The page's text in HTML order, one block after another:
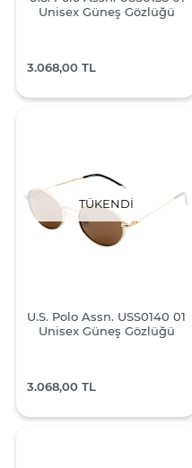
Unisex Güneş Gözlüğü
3.068,00 TL
TÜKENDI
U.S. Polo Assn. USS0140 01
Unisex Güneş Gözlüğü
3.068,00 TL